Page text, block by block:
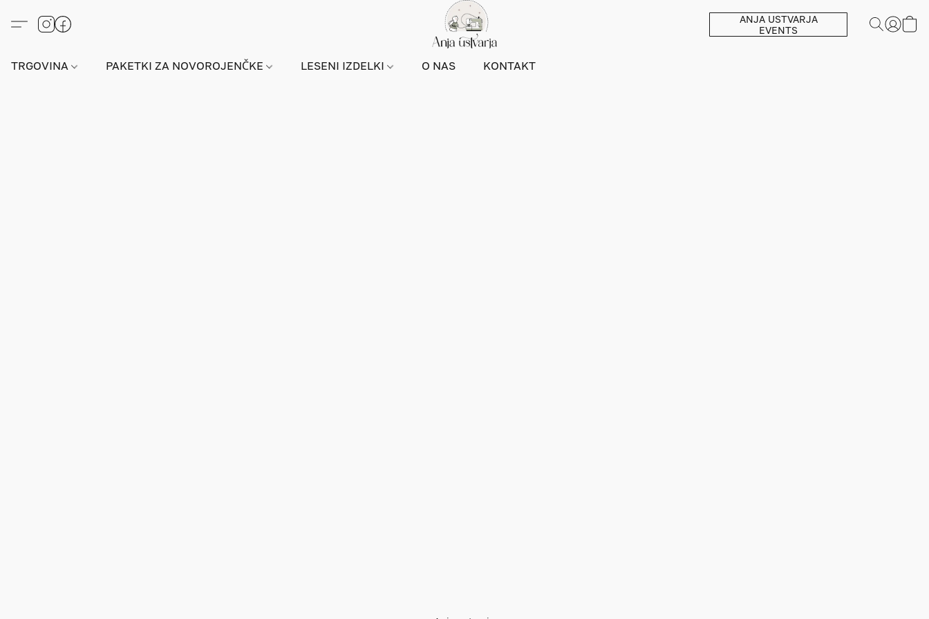
ANJA USTVARJA
EVENTS
TRGOVINA PAKETKI ZA NOVOROJENČKE LESENI IZDELKI O NAS KONTAKT